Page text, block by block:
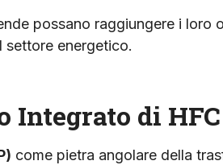
possano raggiungere i loro
settore energetico.
Integrato di HFC
come pietra angolare della